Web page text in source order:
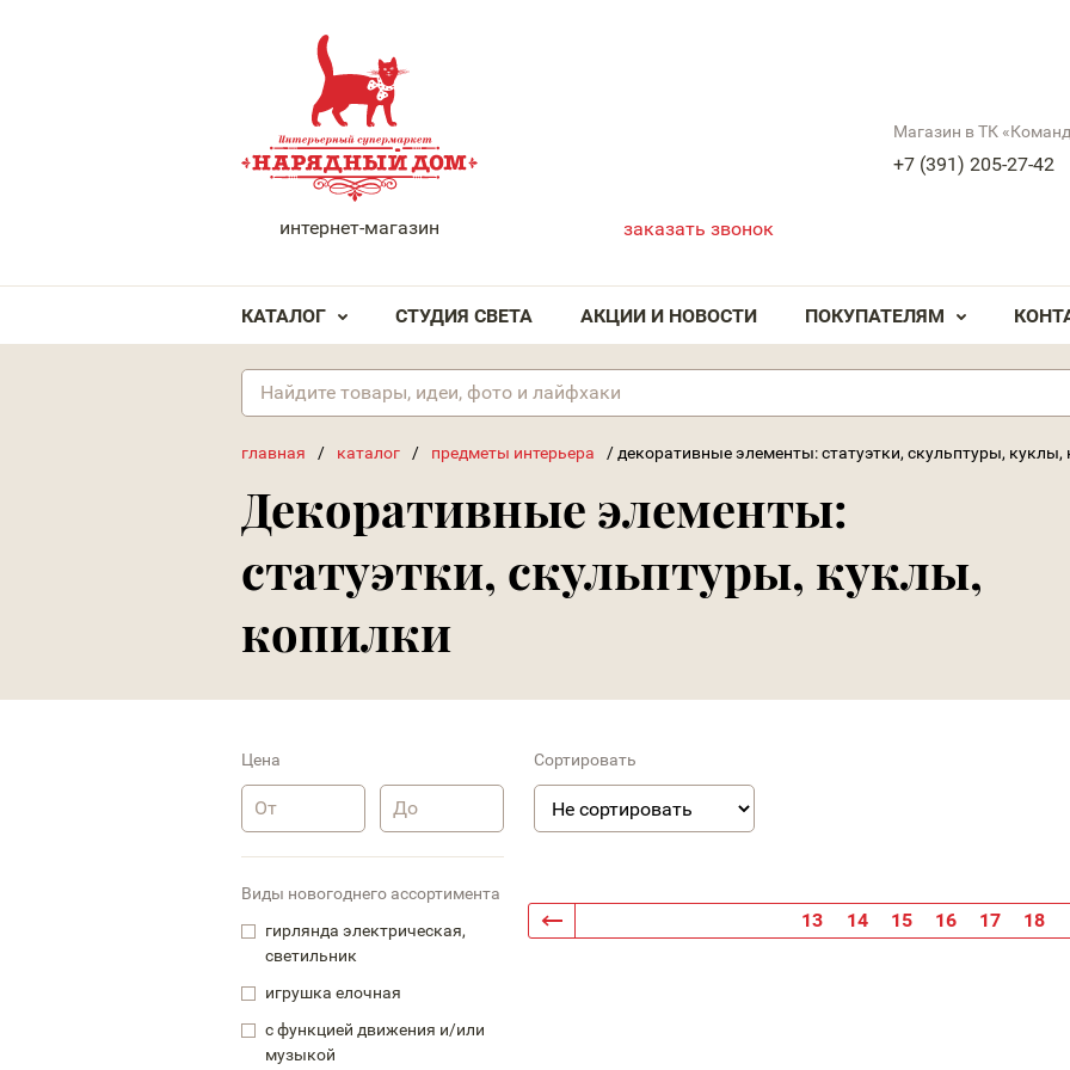
НАРЯДНЫЙ ДОМ
интернет-магазин
Магазин в ТК
+7 (391) 205-27-42
заказать звонок
КАТАЛОГ СТУДИЯ СВЕТА АКЦИИ И НОВОСТИ ПОКУПАТЕЛЯМ
главная / каталог / предметы интерьера / декоративные элементы: статуэтки, скульптуры, куклы,
Декоративные элементы:
статуэтки, скульптуры, куклы,
копилки
13 14 15 16 17 18
Цена
Виды новогоднего ассортимента
гирлянда электрическая,
светильник
игрушка елочная
с функцией движения и/или
музыкой
Сортировать